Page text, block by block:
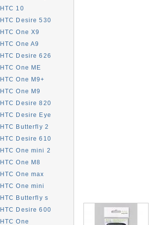
HTC 10
HTC Desire 530
HTC One X9
HTC One A9
HTC Desire 626
HTC One ME
HTC One M9+
HTC One M9
HTC Desire 820
HTC Desire Eye
HTC Butterfly 2
HTC Desire 610
HTC One mini 2
HTC One M8
HTC One max
HTC One mini
HTC Butterfly s
HTC Desire 600
HTC One